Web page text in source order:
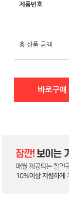
제품번호
총 상품 금액
바로구매